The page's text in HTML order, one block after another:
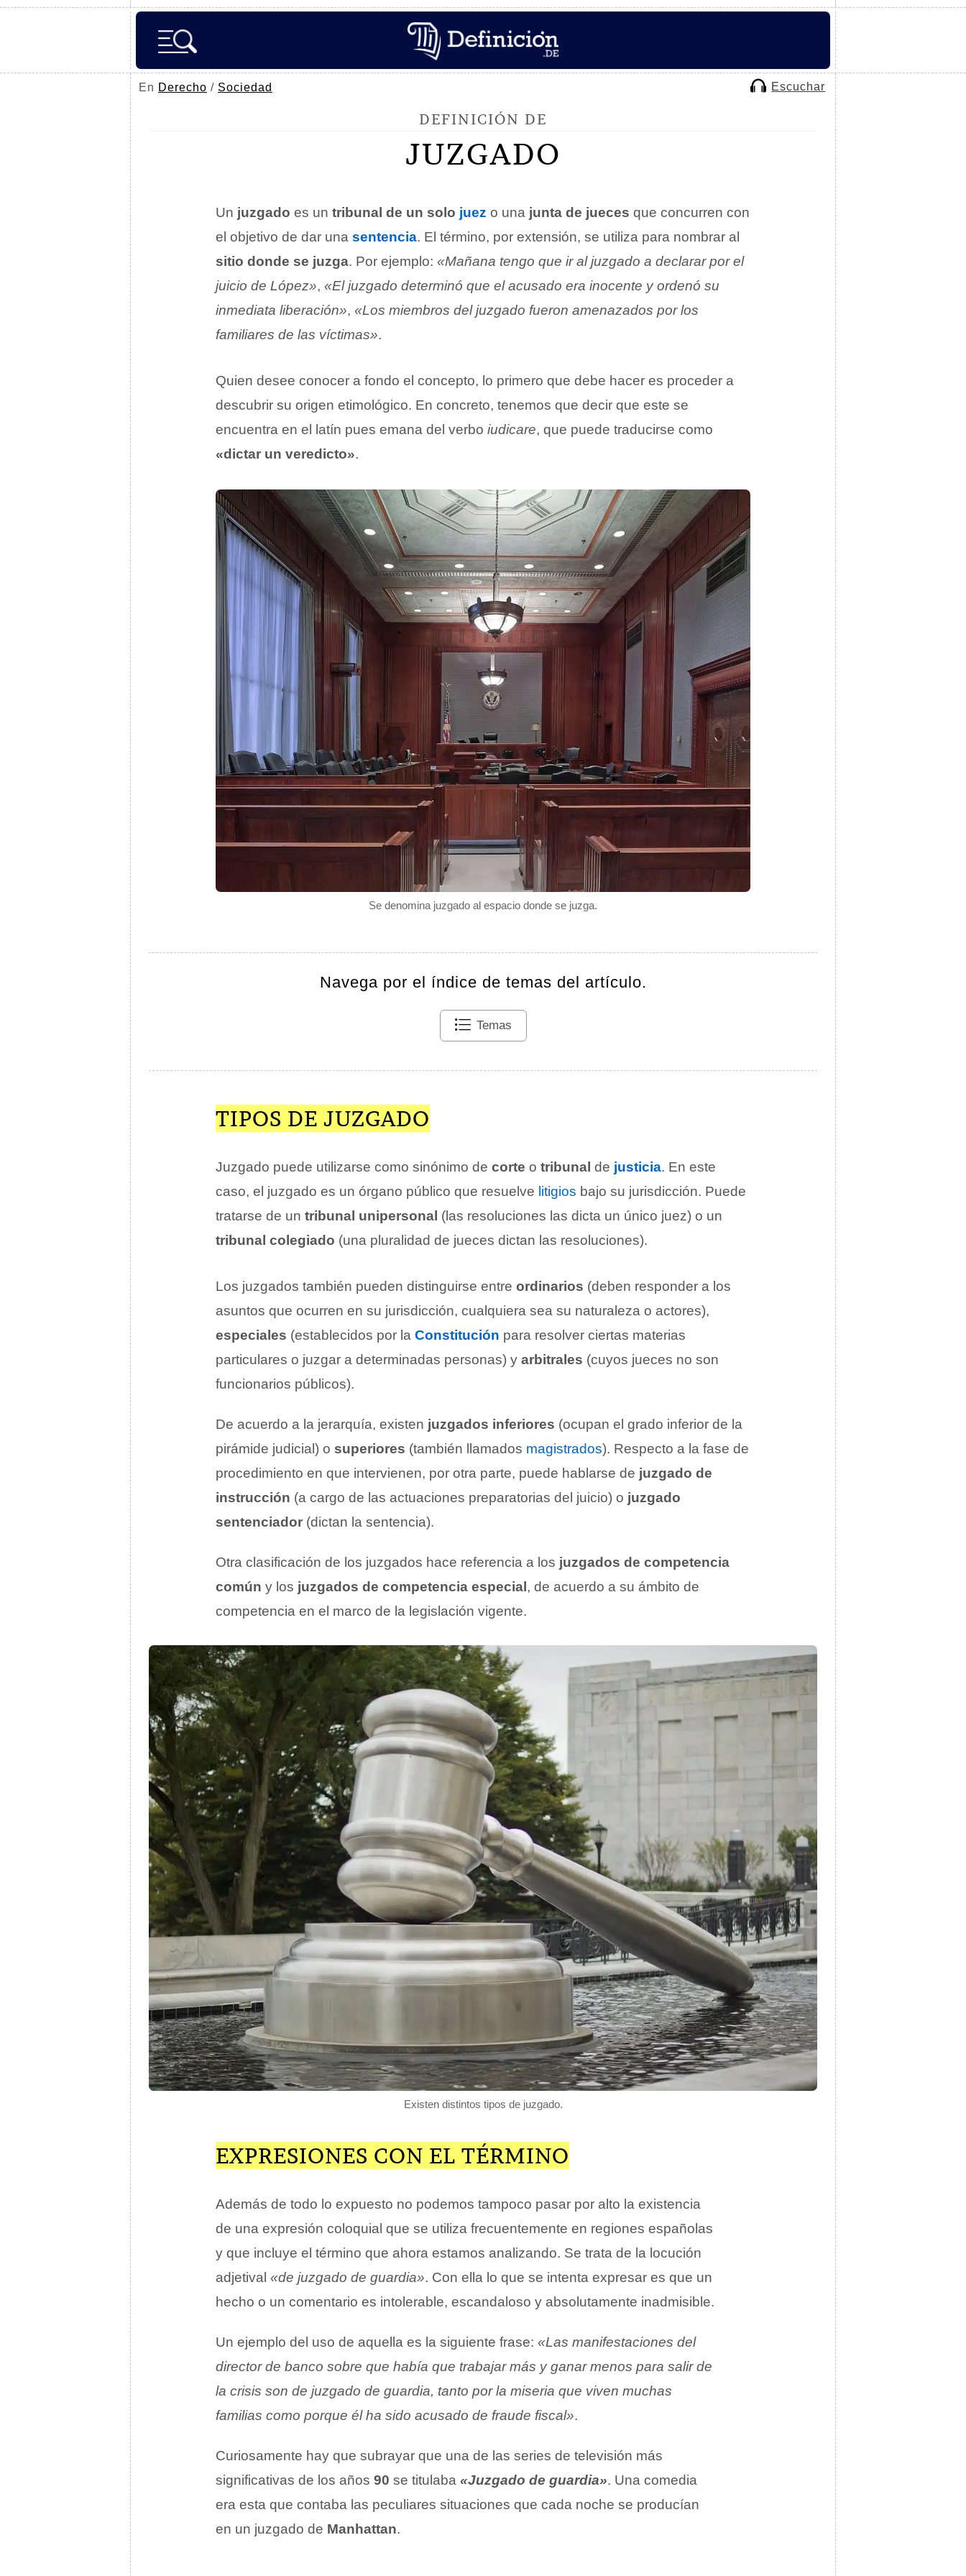
En Derecho / Sociedad Escuchar
DEFINICIÓN DE
JUZGADO
Se denomina juzgado al espacio donde se juzga.
Un juzgado es un tribunal de un solo juez o una junta de jueces que concurren con
el objetivo de dar una sentencia. El término, por extensión, se utiliza para nombrar al
sitio donde se juzga. Por ejemplo: «Mañana tengo que ir al juzgado a declarar por el
juicio de López», «El juzgado determinó que el acusado era inocente y ordenó su
inmediata liberación», «Los miembros del juzgado fueron amenazados por los
familiares de las víctimas».
Quien desee conocer a fondo el concepto, lo primero que debe hacer es proceder a
descubrir su origen etimológico. En concreto, tenemos que decir que este se
encuentra en el latín pues emana del verbo iudicare, que puede traducirse como
«dictar un veredicto».
Navega por el índice de temas del artículo.
Temas
TIPOS DE JUZGADO
Juzgado puede utilizarse como sinónimo de corte o tribunal de justicia. En este
caso, el juzgado es un órgano público que resuelve litigios bajo su jurisdicción. Puede
tratarse de un tribunal unipersonal (las resoluciones las dicta un único juez) o un
tribunal colegiado (una pluralidad de jueces dictan las resoluciones).
Los juzgados también pueden distinguirse entre ordinarios (deben responder a los
asuntos que ocurren en su jurisdicción, cualquiera sea su naturaleza o actores),
especiales (establecidos por la Constitución para resolver ciertas materias
particulares o juzgar a determinadas personas) y arbitrales (cuyos jueces no son
funcionarios públicos).
De acuerdo a la jerarquía, existen juzgados inferiores (ocupan el grado inferior de la
pirámide judicial) o superiores (también llamados magistrados). Respecto a la fase de
procedimiento en que intervienen, por otra parte, puede hablarse de juzgado de
instrucción (a cargo de las actuaciones preparatorias del juicio) o juzgado
sentenciador (dictan la sentencia).
Otra clasificación de los juzgados hace referencia a los juzgados de competencia
común y los juzgados de competencia especial , de acuerdo a su ámbito de
competencia en el marco de la legislación vigente.
Existen distintos tipos de juzgado.
EXPRESIONES CON EL TÉRMINO
Además de todo lo expuesto no podemos tampoco pasar por alto la existencia
de una expresión coloquial que se utiliza frecuentemente en regiones españolas
y que incluye el término que ahora estamos analizando. Se trata de la locución
adjetival «de juzgado de guardia». Con ella lo que se intenta expresar es que un
hecho o un comentario es intolerable, escandaloso y absolutamente inadmisible.
Un ejemplo del uso de aquella es la siguiente frase: «Las manifestaciones del
director de banco sobre que había que trabajar más y ganar menos para salir de
la crisis son de juzgado de guardia, tanto por la miseria que viven muchas
familias como porque él ha sido acusado de fraude fiscal».
Curiosamente hay que subrayar que una de las series de televisión más
significativas de los años 90 se titulaba «Juzgado de guardia». Una comedia
era esta que contaba las peculiares situaciones que cada noche se producían
en un juzgado de Manhattan.